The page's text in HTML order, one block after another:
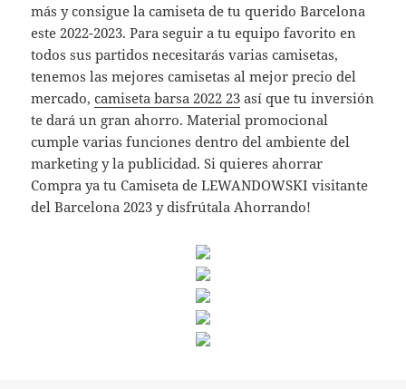
más y consigue la camiseta de tu querido Barcelona
este 2022-2023. Para seguir a tu equipo favorito en
todos sus partidos necesitarás varias camisetas,
tenemos las mejores camisetas al mejor precio del
mercado,camiseta barsa 2022 23 así que tu inversión
te dará un gran ahorro. Material promocional
cumple varias funciones dentro del ambiente del
marketing y la publicidad. Si quieres ahorrar
Compra ya tu Camiseta de LEWANDOWSKI visitante
del Barcelona 2023 y disfrútala Ahorrando!